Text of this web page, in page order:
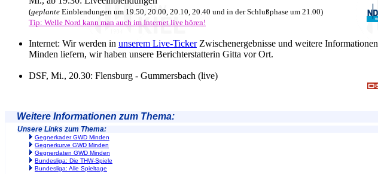
(geplante Einblendungen um 19.50, 20.00, 20.10, 20.40 und in der Schlußphase um 21.00)
Tip: Welle Nord kann man auch im Internet live hören!
Internet: Wir werden in unserem Live-TickerZwischenergebnisse und weitere
Minden liefern, wir haben unsere Berichterstatterin Gitta vor Ort.
DSF, Mi., 20.30: Flensburg - Gummersbach (live)
Weitere Informationen zum Thema:
Unsere Links zum Thema:
Gegnerkader GWD Minden
Gegnerkurve GWD Minden
Gegnerdaten GWD Minden
Bundesliga: Die THW-Spiele
Bundesliga: Alle Spieltage